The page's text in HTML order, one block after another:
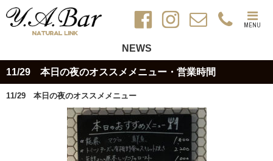
MENU
NEWS
11/29 本日の夜のオススメメニュー・営業時間
11/29 本日の夜のオススメメニュー